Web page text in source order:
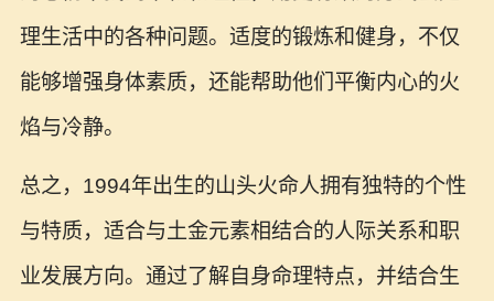
理生活中的各种问题。适度的锻炼和健身，不仅
能够增强身体素质，还能帮助他们平衡内心的火
焰与冷静。
总之，1994年出生的山头火命人拥有独特的个性
与特质，适合与土金元素相结合的人际关系和职
业发展方向。通过了解自身命理特点，并结合生